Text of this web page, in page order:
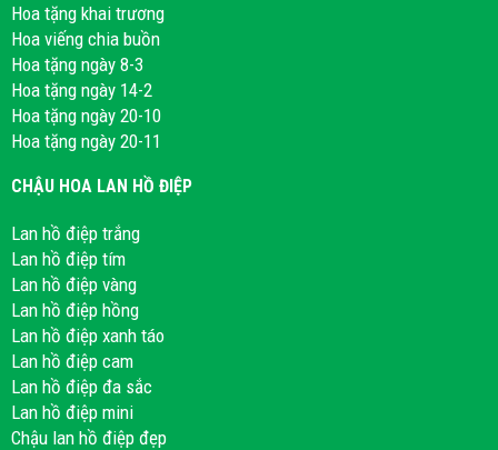
Hoa tặng khai trương
Hoa viếng chia buồn
Hoa tặng ngày 8-3
Hoa tặng ngày 14-2
Hoa tặng ngày 20-10
Hoa tặng ngày 20-11
CHẬU HOA LAN HỒ ĐIỆP
Lan hồ điệp trắng
Lan hồ điệp tím
Lan hồ điệp vàng
Lan hồ điệp hồng
Lan hồ điệp xanh táo
Lan hồ điệp cam
Lan hồ điệp đa sắc
Lan hồ điệp mini
Chậu lan hồ điệp đẹp